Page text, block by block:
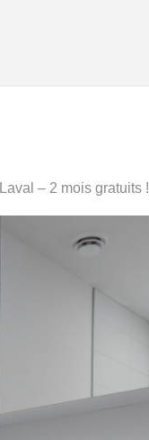
– 2 mois gratuits !